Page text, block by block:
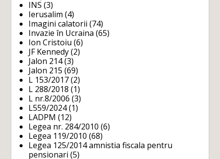
INS (3)
Ierusalim (4)
Imagini calatorii (74)
Invazie în Ucraina (65)
Ion Cristoiu (6)
JF Kennedy (2)
Jalon 214(3)
Jalon 215 (69)
L 153/2017 (2)
L 288/2018 (1)
L nr.8/2006 (3)
L559/2024(1)
LADPM (12)
Legea nr. 284/2010 (6)
Legea 119/2010 (68)
Legea 125/2014 amnistia fiscala pentru
pensionari (5)